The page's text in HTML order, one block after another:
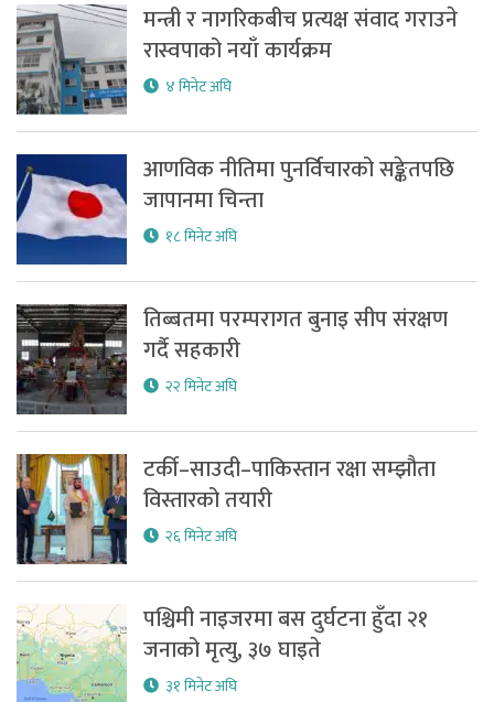
मन्त्री र नागरिकबीच प्रत्यक्ष संवाद गराउने
रास्वपाको नयाँ कार्यक्रम
४ मिनेट अघि
आणविक नीतिमा पुनर्विचारको सङ्केतपछि
जापानमा चिन्ता
१८ मिनेट अघि
तिब्बतमा परम्परागत बुनाइ सीप संरक्षण
गर्दै सहकारी
२२ मिनेट अघि
टर्की–साउदी–पाकिस्तान रक्षा सम्झौता
विस्तारको तयारी
२६ मिनेट अघि
पश्चिमी नाइजरमा बस दुर्घटना हुँदा २१
जनाको मृत्यु, ३७ घाइते
३१ मिनेट अघि